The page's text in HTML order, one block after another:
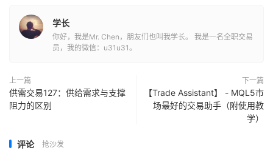
学长
你好，我是Mr. Chen，朋友们也叫我学长。 我是一名全职交易
员，我的微信：u31u31。
上一篇
供需交易127：供给需求与支撑
阻力的区别
下一篇
【Trade Assistant】 - MQL5市
场最好的交易助手（附使用教
学）
评论 抢沙发